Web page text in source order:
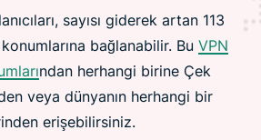
sayısı giderek artan 113
bağlanabilir. Bu VPN
ndan herhangi birine Çek
veya dünyanın herhangi bir
erişebilirsiniz.